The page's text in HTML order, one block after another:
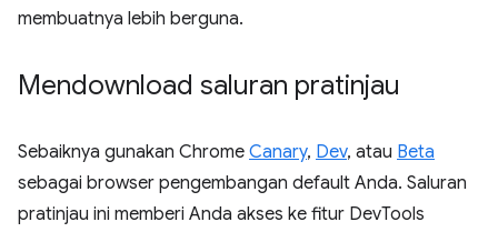
membuatnya lebih berguna.
Mendownload saluran pratinjau
Sebaiknya gunakan Chrome Canary, Dev, atau Beta
sebagai browser pengembangan default Anda. Saluran
pratinjau ini memberi Anda akses ke fitur DevTools